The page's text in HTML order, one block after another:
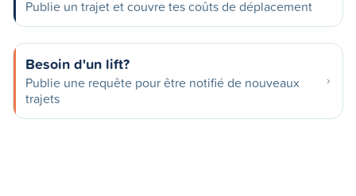
Publie un trajet et couvre tes coûts de déplacement
Besoin d'un lift?
Publie une requête pour être notifié de nouveaux
trajets